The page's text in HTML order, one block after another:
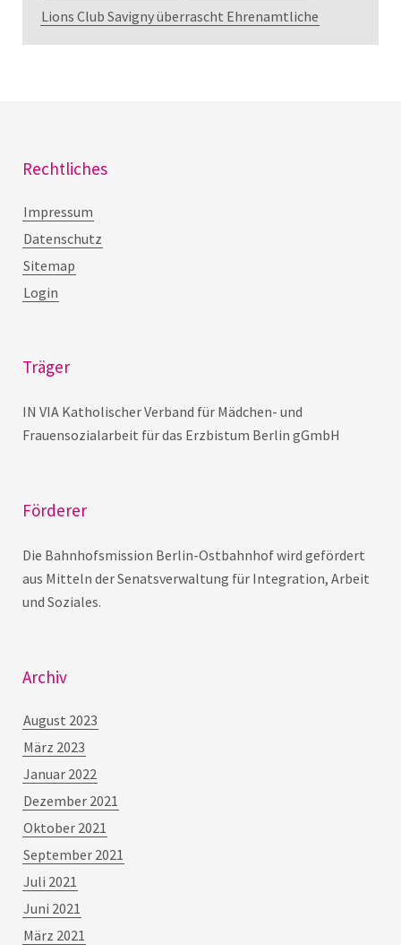
Lions Club Savigny überrascht Ehrenamtliche
Rechtliches
Impressum
Datenschutz
Sitemap
Login
Träger
IN VIA Katholischer Verband für Mädchen- und
Frauensozialarbeit für das Erzbistum Berlin gGmbH
Förderer
Die Bahnhofsmission Berlin-Ostbahnhof wird gefördert
aus Mitteln der Senatsverwaltung für Integration, Arbeit
und Soziales.
Archiv
August 2023
März 2023
Januar 2022
Dezember 2021
Oktober 2021
September 2021
Juli 2021
Juni 2021
März 2021